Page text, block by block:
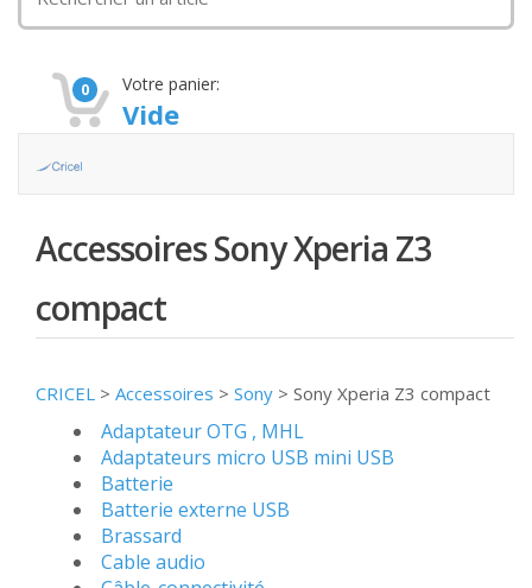
0 Votre panier:
Vide
Accessoires Sony Xperia Z3
compact
CRICEL > Accessoires > Sony > Sony Xperia Z3 compact
Adaptateur OTG , MHL
Adaptateurs micro USB mini USB
Batterie
Batterie externe USB
Brassard
Cable audio